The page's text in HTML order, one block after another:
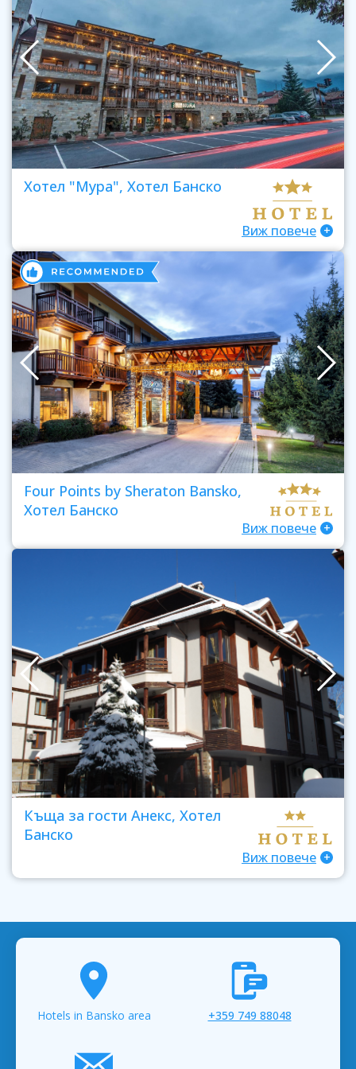
Хотел "Мура", Хотел Банско
Виж повече
Four Points by Sheraton Bansko,
Хотел Банско
Виж повече
Къща за гости Анекс, Хотел
Банско
Виж повече
Hotels in Bansko area +359 749 88048